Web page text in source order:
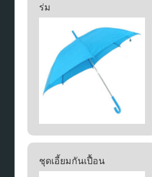
ร่ม
ชุดเอี้ยมกันเปื้อน